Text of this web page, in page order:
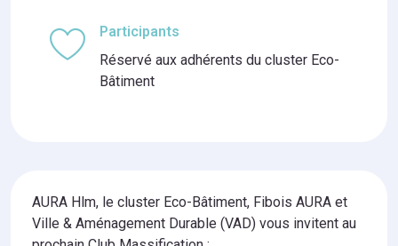
Participants
Réservé aux adhérents du cluster Eco-
Bâtiment
AURA Hlm, le cluster Eco-Bâtiment, Fibois AURA et
Ville & Aménagement Durable (VAD) vous invitent au